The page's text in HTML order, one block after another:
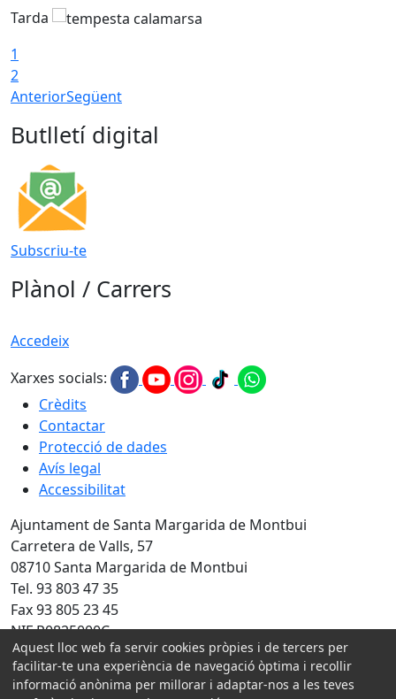
Tarda
1
2
AnteriorSegüent
Butlletí digital
Subscriu-te
Plànol / Carrers
Accedeix
Xarxes socials:
Crèdits
Contactar
Protecció de dades
Avís legal
Accessibilitat
Ajuntament de Santa Margarida de Montbui
Carretera de Valls, 57
08710 Santa Margarida de Montbui
Tel. 93 803 47 35
Fax 93 805 23 45
NIF P0825000C
Amb la col·laboració de:
Aquest lloc web fa servir cookies pròpies i de tercers per
facilitar-te una experiència de navegació òptima i recollir
informació anònima per millorar i adaptar-nos a les teves